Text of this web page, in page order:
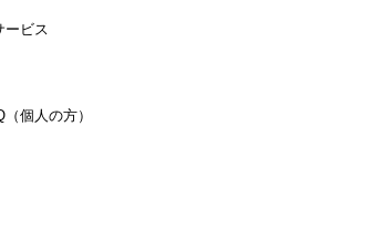
ービス
個人の方）